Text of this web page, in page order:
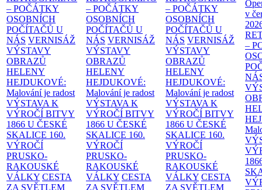
– POČÁTKY
OSOBNÍCH
POČÍTAČŮ U
NÁS VERNISÁŽ
VÝSTAVY
OBRAZŮ
HELENY
HEJDUKOVÉ:
Malování je radost
VÝSTAVA K
VÝROČÍ BITVY
1866 U ČESKÉ
SKALICE 160.
VÝROČÍ
PRUSKO-
RAKOUSKÉ
VÁLKY CESTA
ZA SVĚTLEM
– POČÁTKY
OSOBNÍCH
POČÍTAČŮ U
NÁS VERNISÁŽ
VÝSTAVY
OBRAZŮ
HELENY
HEJDUKOVÉ:
Malování je radost
VÝSTAVA K
VÝROČÍ BITVY
1866 U ČESKÉ
SKALICE 160.
VÝROČÍ
PRUSKO-
RAKOUSKÉ
VÁLKY CESTA
ZA SVĚTLEM
– POČÁTKY
OSOBNÍCH
POČÍTAČŮ U
NÁS VERNISÁŽ
VÝSTAVY
OBRAZŮ
HELENY
HEJDUKOVÉ:
Malování je radost
VÝSTAVA K
VÝROČÍ BITVY
1866 U ČESKÉ
SKALICE 160.
VÝROČÍ
PRUSKO-
RAKOUSKÉ
VÁLKY CESTA
ZA SVĚTLEM
v
–